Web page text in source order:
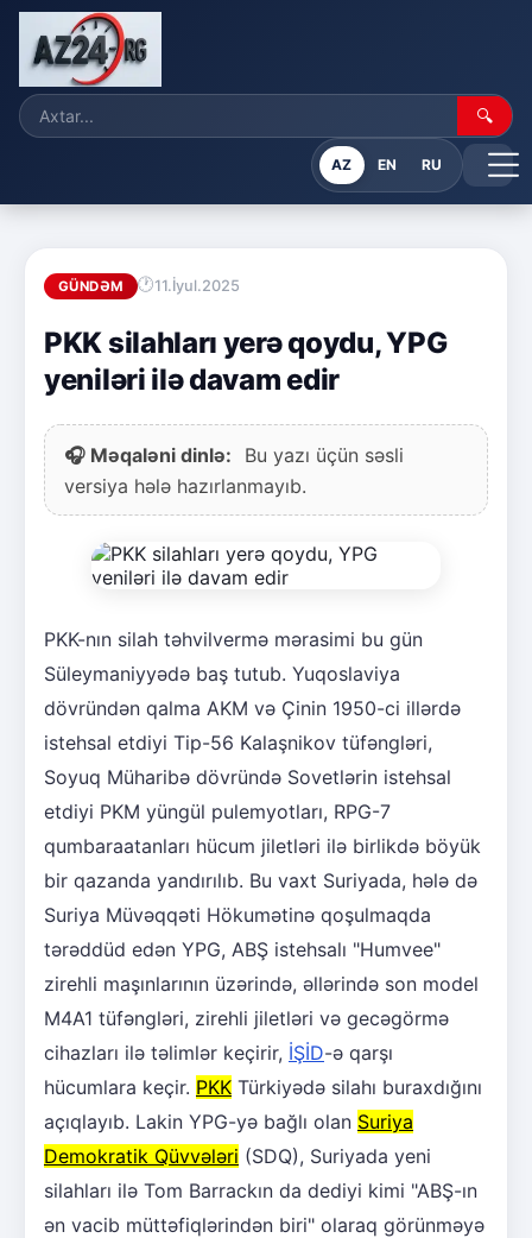
🔍
AZ EN RU
GÜNDƏM 11.İyul.2025
PKK silahları yerə qoydu, YPG
yeniləri ilə davam edir
🎧 Məqaləni dinlə:
Bu yazı üçün səsli
versiya hələ hazırlanmayıb.
PKK-nın silah təhvilvermə mərasimi bu gün
Süleymaniyyədə baş tutub. Yuqoslaviya
dövründən qalma AKM və Çinin 1950-ci illərdə
istehsal etdiyi Tip-56 Kalaşnikov tüfəngləri,
Soyuq Müharibə dövründə Sovetlərin istehsal
etdiyi PKM yüngül pulemyotları, RPG-7
qumbaraatanları hücum jiletləri ilə birlikdə böyük
bir qazanda yandırılıb. Bu vaxt Suriyada, hələ də
Suriya Müvəqqəti Hökumətinə qoşulmaqda
tərəddüd edən YPG, ABŞ istehsalı "Humvee"
zirehli maşınlarının üzərində, əllərində son model
M4A1 tüfəngləri, zirehli jiletləri və gecəgörmə
cihazları ilə təlimlər keçirir, İŞİD-ə qarşı
hücumlara keçir. PKK Türkiyədə silahı buraxdığını
açıqlayıb. Lakin YPG-yə bağlı olan Suriya
Demokratik Qüvvələri (SDQ), Suriyada yeni
silahları ilə Tom Barrackın da dediyi kimi "ABŞ-ın
ən vacib müttəfiqlərindən biri" olaraq görünməyə